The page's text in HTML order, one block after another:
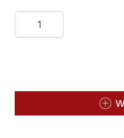
Menge